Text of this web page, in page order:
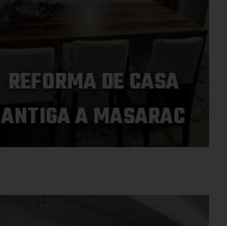
REFORMA DE CASA
ANTIGA A MASARAC